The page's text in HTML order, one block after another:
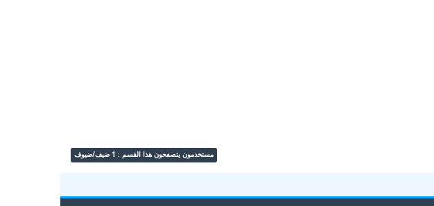
مستخدمون يتصفحون هذا القسم : 1 ضيف/ضيوف